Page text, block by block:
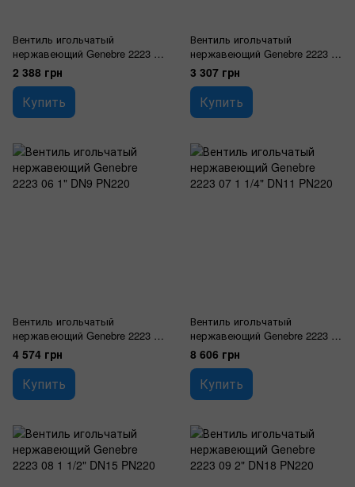
Вентиль игольчатый
нержавеющий Genebre 2223 04
1/2" DN6 PN220
2 388 грн
Купить
Вентиль игольчатый
нержавеющий Genebre 2223 05
3/4" DN8 PN220
3 307 грн
Купить
Вентиль игольчатый
нержавеющий Genebre 2223 06
1" DN9 PN220
4 574 грн
Купить
Вентиль игольчатый
нержавеющий Genebre 2223 07
1 1/4" DN11 PN220
8 606 грн
Купить